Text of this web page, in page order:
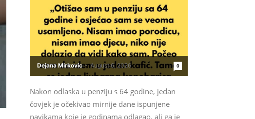
Dejana Mirkovic - August 6, 2026 0
Nakon odlaska u penziju s 64 godine, jedan
čovjek je očekivao mirnije dane ispunjene
navikama koje je godinama odlagao, ali ga je